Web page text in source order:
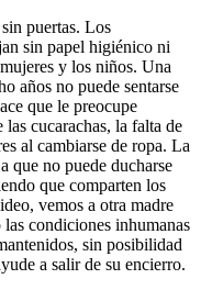
puertas. Los
sin papel higiénico ni
y los niños. Una
años no puede sentarse
que le preocupe
cucarachas, la falta de
al cambiarse de ropa. La
que no puede ducharse
que comparten los
vemos a otra madre
las condiciones inhumanas
sin posibilidad
a salir de su encierro.